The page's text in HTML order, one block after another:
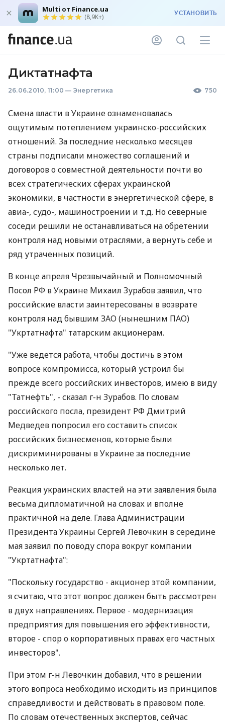
Multi от Finance.ua
(8,9K+) УСТАНОВИТЬ
Диктатнафта
26.06.2010, 11:00 — Энергетика 750
Смена власти в Украине ознаменовалась
ощутимым потеплением украинско-российских
отношений. За последние несколько месяцев
страны подписали множество соглашений и
договоров о совместной деятельности почти во
всех стратегических сферах украинской
экономики, в частности в энергетической сфере, в
авиа-, судо-, машиностроении и т.д. Но северные
соседи решили не останавливаться на обретении
контроля над новыми отраслями, а вернуть себе и
ряд утраченных позиций.
В конце апреля Чрезвычайный и Полномочный
Посол РФ в Украине Михаил Зурабов заявил, что
российские власти заинтересованы в возврате
контроля над бывшим ЗАО (нынешним ПАО)
"Укртатнафта" татарским акционерам.
"Уже ведется работа, чтобы достичь в этом
вопросе компромисса, который устроил бы
прежде всего российских инвесторов, имею в виду
"Татнефть", - сказал г-н Зурабов. По словам
российского посла, президент РФ Дмитрий
Медведев попросил его составить список
российских бизнесменов, которые были
дискриминированы в Украине за последние
несколько лет.
Реакция украинских властей на эти заявления была
весьма дипломатичной на словах и вполне
практичной на деле. Глава Администрации
Президента Украины Сергей Левочкин в середине
мая заявил по поводу спора вокруг компании
"Укртатнафта":
"Поскольку государство - акционер этой компании,
я считаю, что этот вопрос должен быть рассмотрен
в двух направлениях. Первое - модернизация
предприятия для повышения его эффективности,
второе - спор о корпоративных правах его частных
инвесторов".
При этом г-н Левочкин добавил, что в решении
этого вопроса необходимо исходить из принципов
справедливости и действовать в правовом поле.
По словам отечественных экспертов, сейчас